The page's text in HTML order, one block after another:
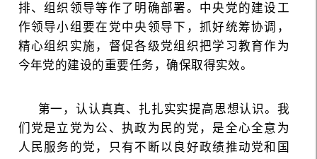
排、组织领导等作了明确部署。中央党的建设工
作领导小组要在党中央领导下，抓好统筹协调，
精心组织实施，督促各级党组织把学习教育作为
今年党的建设的重要任务，确保取得实效。
第一，认认真真、扎扎实实提高思想认识。我
们党是立党为公、执政为民的党，是全心全意为
人民服务的党，只有不断以良好政绩推动党和国